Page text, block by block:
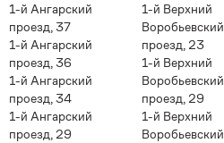
1-й Ангарский
проезд, 37
1-й Ангарский
проезд, 36
1-й Ангарский
проезд, 34
1-й Ангарский
проезд, 29
1-й Верхний
Воробьевский
проезд, 23
1-й Верхний
Воробьевский
проезд, 29
1-й Верхний
Воробьевский